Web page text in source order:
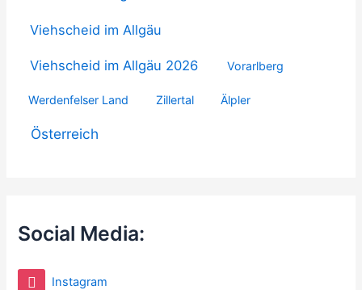
Viehscheid im Allgäu
Viehscheid im Allgäu 2026 Vorarlberg
Werdenfelser Land Zillertal Älpler
Österreich
Social Media:
Instagram